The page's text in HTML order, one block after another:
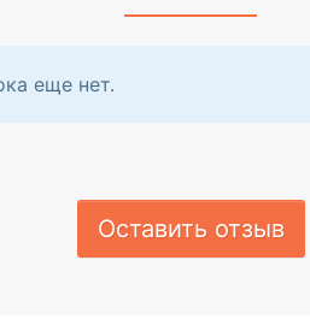
еще нет.
Оставить отзыв